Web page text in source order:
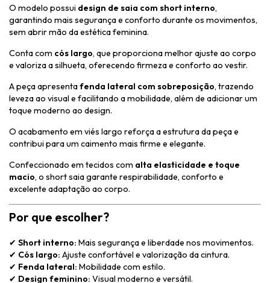
O modelo possui design de saia com short interno,
garantindo mais segurança e conforto durante os movimentos,
sem abrir mão da estética feminina.
Conta com cós largo, que proporciona melhor ajuste ao corpo
e valoriza a silhueta, oferecendo firmeza e conforto ao vestir.
A peça apresentafenda lateral com sobreposição, trazendo
leveza ao visual e facilitando a mobilidade, além de adicionar um
toque moderno ao design.
O acabamento em viés largo reforça a estrutura da peça e
contribui para um caimento mais firme e elegante.
Confeccionado em tecidos com alta elasticidade e toque
macio, o short saia garante respirabilidade, conforto e
excelente adaptação ao corpo.
Por que escolher?
✔ Short interno: Mais segurança e liberdade nos movimentos.
✔ Cós largo: Ajuste confortável e valorização da cintura.
✔ Fenda lateral: Mobilidade com estilo.
✔ Design feminino: Visual moderno e versátil.